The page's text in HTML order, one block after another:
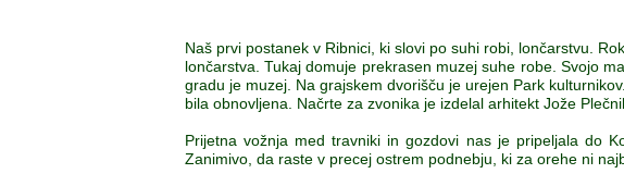
Naš prvi postanek v Ribnici, ki slovi po suhi robi, lončarstvu.
lončarstva. Tukaj domuje prekrasen muzej suhe robe. Svojo
gradu je muzej. Na grajskem dvorišču je urejen Park
bila obnovljena. Načrte za zvonika je izdelal arhitekt Jože
Prijetna vožnja med travniki in gozdovi nas je pripeljala do
Zanimivo, da raste v precej ostrem podnebju, ki za orehe ni